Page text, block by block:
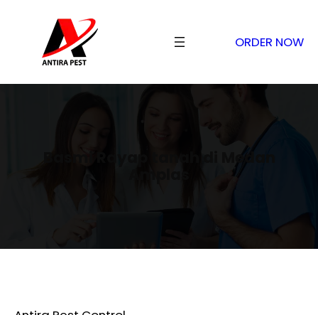
ORDER NOW
Basmi Rayap tanah di Medan